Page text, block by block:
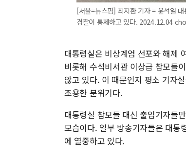
[서울=뉴스핌] 최지환 기자 = 윤석열
경찰이 통제하고 있다. 2024.12.04
대통령실은 비상계엄 선포와 해제
비롯해 수석비서관 이상급 참모들
않고 있다. 이 때문인지 평소 기자
조용한 분위기다.
대통령실 참모들 대신 출입기자들
모습이다. 일부 방송기자들은 대통
에 열중하고 있다.